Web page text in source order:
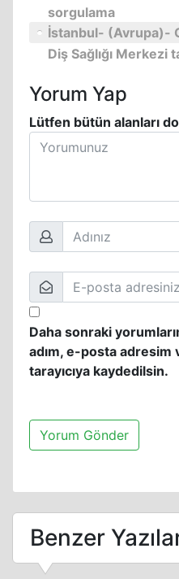
sorgulama
İstanbul- (Avrupa)-
Diş Sağlığı Merkezi
Yorum Yap
Lütfen bütün alanları
Daha sonraki
adım, e-posta adresim
tarayıcıya kaydedilsin.
Benzer